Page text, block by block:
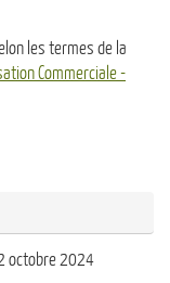
les termes de la
Commerciale -
octobre 2024